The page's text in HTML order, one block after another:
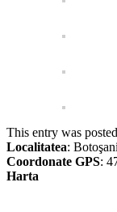
This entry was
Localitatea:
Coordonate GPS:
Harta